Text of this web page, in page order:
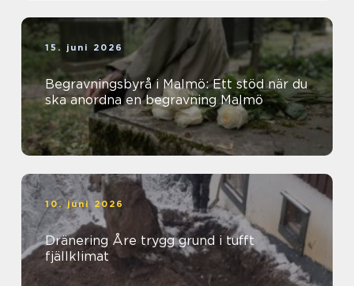
15. juni 2026
Begravningsbyrå i Malmö: Ett stöd när du
ska anordna en begravning Malmö
10. juni 2026
Dränering Åre trygg grund i tufft
fjällklimat